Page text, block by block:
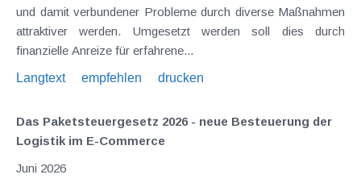
und damit verbundener Probleme durch diverse Maßnahmen
attraktiver werden. Umgesetzt werden soll dies durch
finanzielle Anreize für erfahrene...
Langtext
empfehlen drucken
Das Paketsteuergesetz 2026 - neue Besteuerung der
Logistik im E-Commerce
Juni 2026